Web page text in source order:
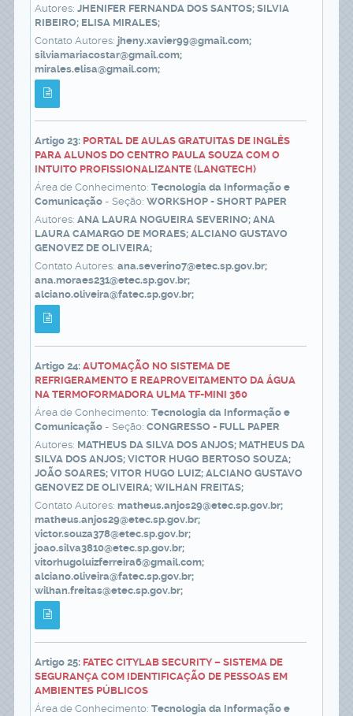
Autores: JHENIFER FERNANDA DOS SANTOS; SILVIA
RIBEIRO; ELISA MIRALES;
Contato Autores: jheny.xavier99@gmail.com;
silviamariacostar@gmail.com;
mirales.elisa@gmail.com;
Artigo 23: PORTAL DE AULAS GRATUITAS DE INGLÊS
PARA ALUNOS DO CENTRO PAULA SOUZA COM O
INTUITO PROFISSIONALIZANTE (LANGTECH)
Área de Conhecimento: Tecnologia da Informação e
Comunicação - Seção: WORKSHOP - SHORT PAPER
Autores: ANA LAURA NOGUEIRA SEVERINO; ANA
LAURA CAMARGO DE MORAES; ALCIANO GUSTAVO
GENOVEZ DE OLIVEIRA;
Contato Autores: ana.severino7@etec.sp.gov.br;
ana.moraes231@etec.sp.gov.br;
alciano.oliveira@fatec.sp.gov.br;
Artigo 24: AUTOMAÇÃO NO SISTEMA DE
REFRIGERAMENTO E REAPROVEITAMENTO DA ÁGUA
NA TERMOFORMADORA ULMA TF-MINI 360
Área de Conhecimento: Tecnologia da Informação e
Comunicação - Seção: CONGRESSO - FULL PAPER
Autores: MATHEUS DA SILVA DOS ANJOS; MATHEUS DA
SILVA DOS ANJOS; VICTOR HUGO BERTOSO SOUZA;
JOÃO SOARES; VITOR HUGO LUIZ; ALCIANO GUSTAVO
GENOVEZ DE OLIVEIRA; WILHAN FREITAS;
Contato Autores: matheus.anjos29@etec.sp.gov.br;
matheus.anjos29@etec.sp.gov.br;
victor.souza378@etec.sp.gov.br;
joao.silva3810@etec.sp.gov.br;
vitorhugoluizferreira6@gmail.com;
alciano.oliveira@fatec.sp.gov.br;
wilhan.freitas@etec.sp.gov.br;
Artigo 25: FATEC CITYLAB SECURITY – SISTEMA DE
SEGURANÇA COM IDENTIFICAÇÃO DE PESSOAS EM
AMBIENTES PÚBLICOS
Área de Conhecimento: Tecnologia da Informação e